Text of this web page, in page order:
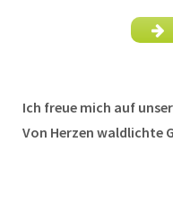
Ich freue mich auf
Von Herzen waldlichte